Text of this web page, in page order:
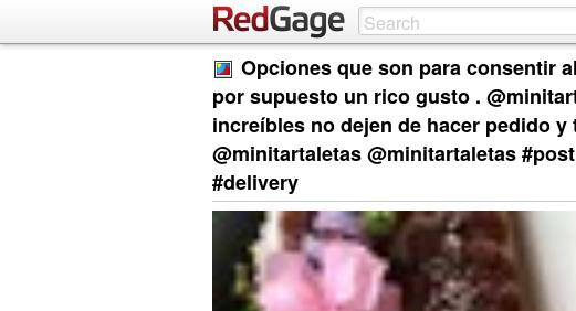
Opciones que son para consentir
por supuesto un rico gusto .
increíbles no dejen de hacer pedido y
@minitartaletas @minitartaletas
#delivery